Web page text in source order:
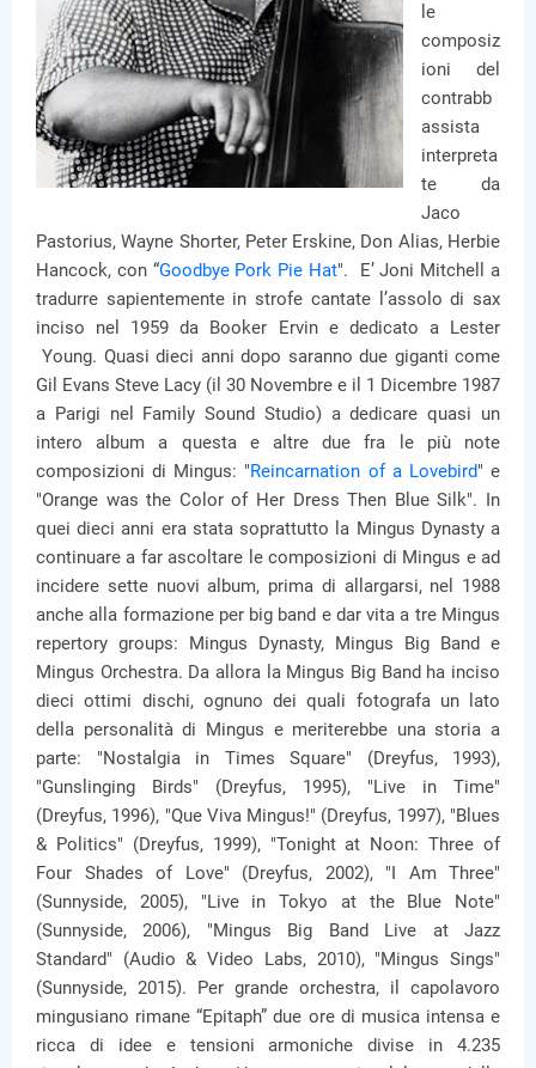
le
composiz
ioni del
contrabb
assista
interpreta
te da
Jaco
Pastorius, Wayne Shorter, Peter Erskine, Don Alias, Herbie
Hancock, con “Goodbye Pork Pie Hat". E’ Joni Mitchell a
tradurre sapientemente in strofe cantate l’assolo di sax
inciso nel 1959 da Booker Ervin e dedicato a Lester
Young. Quasi dieci anni dopo saranno due giganti come
Gil Evans Steve Lacy (il 30 Novembre e il 1 Dicembre 1987
a Parigi nel Family Sound Studio) a dedicare quasi un
intero album a questa e altre due fra le più note
composizioni di Mingus: "Reincarnation of a Lovebird" e
"Orange was the Color of Her Dress Then Blue Silk". In
quei dieci anni era stata soprattutto la Mingus Dynasty a
continuare a far ascoltare le composizioni di Mingus e ad
incidere sette nuovi album, prima di allargarsi, nel 1988
anche alla formazione per big band e dar vita a tre Mingus
repertory groups: Mingus Dynasty, Mingus Big Band e
Mingus Orchestra. Da allora la Mingus Big Band ha inciso
dieci ottimi dischi, ognuno dei quali fotografa un lato
della personalità di Mingus e meriterebbe una storia a
parte: "Nostalgia in Times Square" (Dreyfus, 1993),
"Gunslinging Birds" (Dreyfus, 1995), "Live in Time"
(Dreyfus, 1996), "Que Viva Mingus!" (Dreyfus, 1997), "Blues
& Politics" (Dreyfus, 1999), "Tonight at Noon: Three of
Four Shades of Love" (Dreyfus, 2002), "I Am Three"
(Sunnyside, 2005), "Live in Tokyo at the Blue Note"
(Sunnyside, 2006), "Mingus Big Band Live at Jazz
Standard" (Audio & Video Labs, 2010), "Mingus Sings"
(Sunnyside, 2015). Per grande orchestra, il capolavoro
mingusiano rimane “Epitaph” due ore di musica intensa e
ricca di idee e tensioni armoniche divise in 4.235